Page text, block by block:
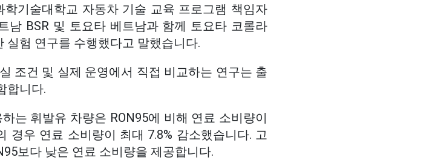
기술대학교 자동차 기술 교육 프로그램 책임자
남 BSR 및 토요타 베트남과 함께 토요타 코롤라
험 연구를 수행했다고 말했습니다.
조건 및 실제 운영에서 직접 비교하는 연구는 출
합니다.
는 휘발유 차량은 RON95에 비해 연료 소비량이
경우 연료 소비량이 최대 7.8% 감소했습니다. 고
보다 낮은 연료 소비량을 제공합니다.